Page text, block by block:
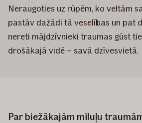
Neraugoties uz rūpēm, ko veltām
pastāv dažādi tā veselības un pat
nereti mājdzīvnieki traumas gūst
drošākajā vidē – savā dzīvesvietā.
Par biežākajām mīluļu